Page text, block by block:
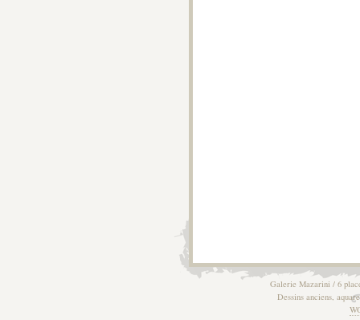
Galerie Mazarini / 6
Dessins anciens,